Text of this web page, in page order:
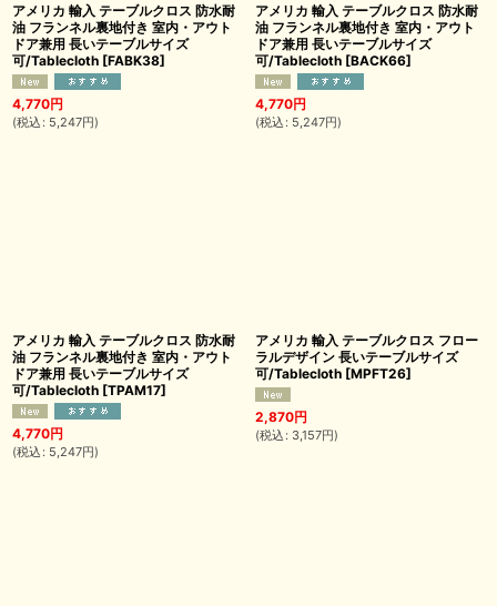
アメリカ 輸入 テーブルクロス 防水耐
油 フランネル裏地付き 室内・アウト
ドア兼用 長いテーブルサイズ
可/Tablecloth [FABK38]
4,770円
(税込 : 5,247円)
アメリカ 輸入 テーブルクロス 防水耐
油 フランネル裏地付き 室内・アウト
ドア兼用 長いテーブルサイズ
可/Tablecloth [BACK66]
4,770円
(税込 : 5,247円)
アメリカ 輸入 テーブルクロス 防水耐
油 フランネル裏地付き 室内・アウト
ドア兼用 長いテーブルサイズ
可/Tablecloth [TPAM17]
4,770円
(税込 : 5,247円)
アメリカ 輸入 テーブルクロス フロー
ラルデザイン 長いテーブルサイズ
可/Tablecloth [MPFT26]
2,870円
(税込 : 3,157円)